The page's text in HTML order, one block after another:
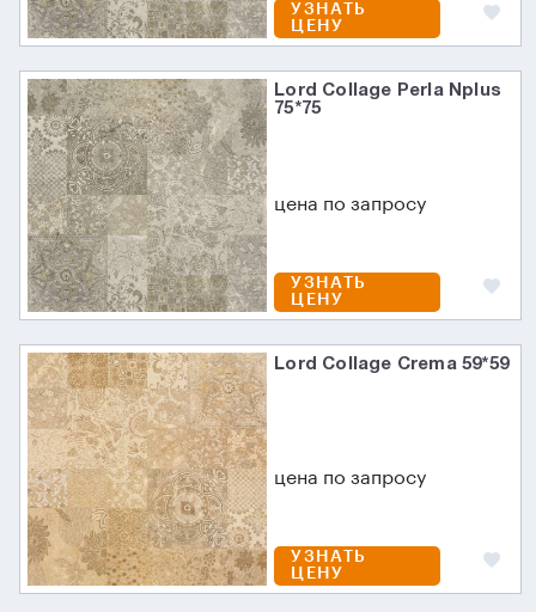
УЗНАТЬ
ЦЕНУ
Lord Collage Perla Nplus
75*75
цена по запросу
УЗНАТЬ
ЦЕНУ
Lord Collage Crema 59*59
цена по запросу
УЗНАТЬ
ЦЕНУ